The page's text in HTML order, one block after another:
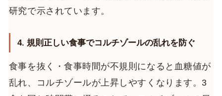
研究で示されています。
4. 規則正しい食事でコルチゾールの乱れを防ぐ
食事を抜く・食事時間が不規則になると血糖値が
乱れ、コルチゾールが上昇しやすくなります。3